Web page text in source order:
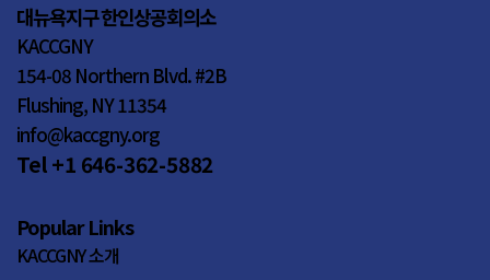
대뉴욕지구 한인상공회의소
KACCGNY
154-08 Northern Blvd. #2B
Flushing, NY 11354
info@kaccgny.org
Tel +1 646-362-5882
Popular Links
KACCGNY 소개